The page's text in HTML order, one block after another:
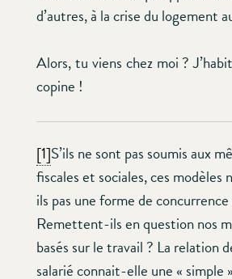
d’autres, à la crise du logement
Alors, tu viens chez moi ?
copine !
[1]S’ils ne sont pas soumis aux
fiscales et sociales, ces
ils pas une forme de
Remettent-ils en question nos
basés sur le travail ? La relation
salarié connait-elle une « simple